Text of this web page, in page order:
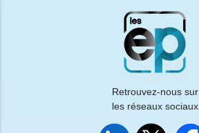
Retrouvez-nous sur
les réseaux sociaux